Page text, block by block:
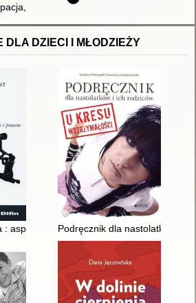
zmiana w doświadczeniach i
DLA DZIECI I MŁODZIEŻY
: aspekty psychologiczne, pedagogiczne i
Podręcznik dla nastolatków i